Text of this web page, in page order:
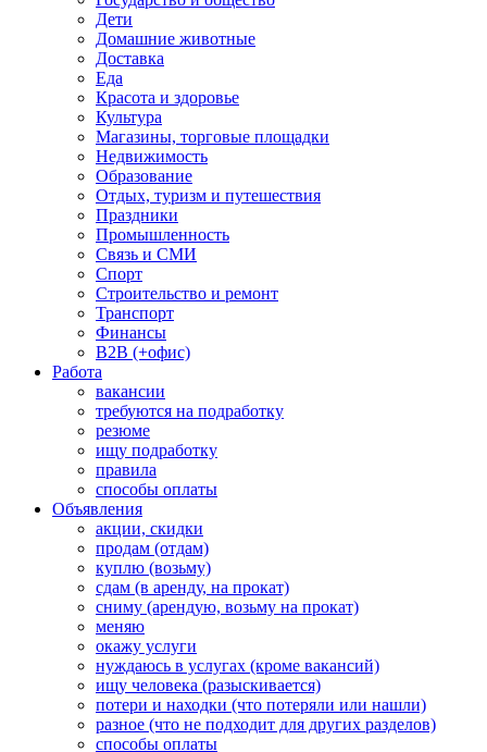
Дети
Домашние животные
Доставка
Еда
Красота и здоровье
Культура
Магазины, торговые площадки
Недвижимость
Образование
Отдых, туризм и путешествия
Праздники
Промышленность
Связь и СМИ
Спорт
Строительство и ремонт
Транспорт
Финансы
B2B (+офис)
Работа
вакансии
требуются на подработку
резюме
ищу подработку
правила
способы оплаты
Объявления
акции, скидки
продам (отдам)
куплю (возьму)
сдам (в аренду, на прокат)
сниму (арендую, возьму на прокат)
меняю
окажу услуги
нуждаюсь в услугах (кроме вакансий)
ищу человека (разыскивается)
потери и находки (что потеряли или нашли)
разное (что не подходит для других разделов)
способы оплаты